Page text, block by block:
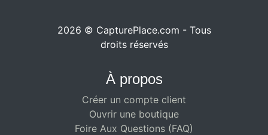
2026 © CapturePlace.com - Tous
droits réservés
À propos
Créer un compte client
Ouvrir une boutique
Foire Aux Questions (FAQ)